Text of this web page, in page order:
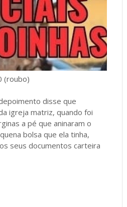
(roubo)
disse que
igreja matriz, quando foi
a pé que aninaram o
bolsa que ela tinha,
seus documentos carteira